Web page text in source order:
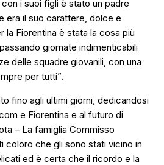
i suoi figli è stato un padre
era il suo carattere, dolce e
la Fiorentina è stata la cosa più
giornate indimenticabili
delle squadre giovanili, con una
per tutti”.
fino agli ultimi giorni, dedicandosi
e Fiorentina e al futuro di
– La famiglia Commisso
coloro che gli sono stati vicino in
ed è certa che il ricordo e la